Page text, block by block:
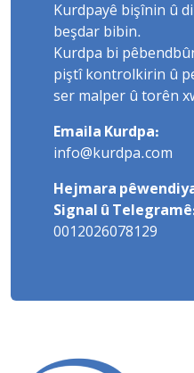
Kurdpayê bişînin û
beşdar bibin.
Kurdpa bi
piştî kontrolkirin û
ser malper û torên
Emaila Kurdpa:
info@kurdpa.com
Hejmara
Signal û
0012026078129